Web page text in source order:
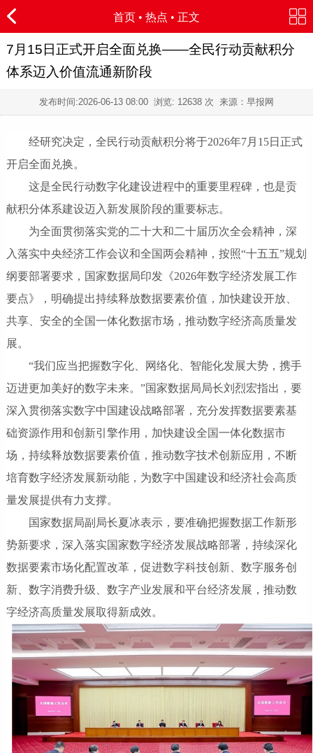
首页 • 热点 • 正文
7月15日正式开启全面兑换——全民行动贡献积分
体系迈入价值流通新阶段
发布时间:2026-06-13 08:00 浏览: 12638 次 来源：早报网
经研究决定，全民行动贡献积分将于2026年7月15日正式
开启全面兑换。
这是全民行动数字化建设进程中的重要里程碑，也是贡
献积分体系建设迈入新发展阶段的重要标志。
为全面贯彻落实党的二十大和二十届历次全会精神，深
入落实中央经济工作会议和全国两会精神，按照“十五五”规划
纲要部署要求，国家数据局印发《2026年数字经济发展工作
要点》，明确提出持续释放数据要素价值，加快建设开放、
共享、安全的全国一体化数据市场，推动数字经济高质量发
展。
“我们应当把握数字化、网络化、智能化发展大势，携手
迈进更加美好的数字未来。”国家数据局局长刘烈宏指出，要
深入贯彻落实数字中国建设战略部署，充分发挥数据要素基
础资源作用和创新引擎作用，加快建设全国一体化数据市
场，持续释放数据要素价值，推动数字技术创新应用，不断
培育数字经济发展新动能，为数字中国建设和经济社会高质
量发展提供有力支撑。
国家数据局副局长夏冰表示，要准确把握数据工作新形
势新要求，深入落实国家数字经济发展战略部署，持续深化
数据要素市场化配置改革，促进数字科技创新、数字服务创
新、数字消费升级、数字产业发展和平台经济发展，推动数
字经济高质量发展取得新成效。